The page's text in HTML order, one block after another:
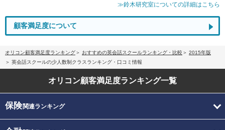
≫鈴木研究室についての詳細はこちら
顧客満足度について
オリコン顧客満足度ランキング おすすめの英会話スクールランキング・比較
2015年版
英会話スクールの少人数制クラスランキング・口コミ情報
オリコン顧客満足度ランキング一覧
保険関連ランキング